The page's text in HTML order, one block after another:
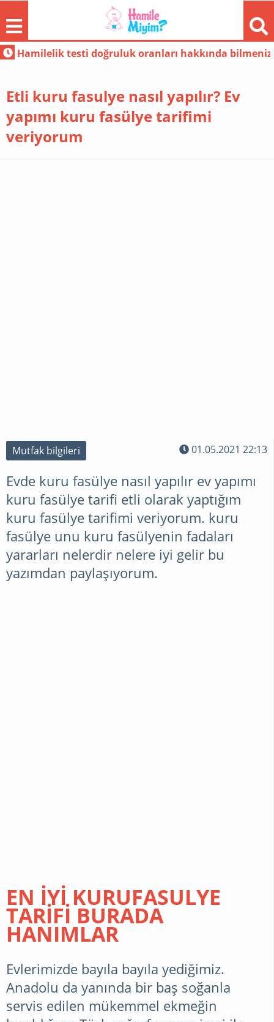
FORUM
SORULAR
CEVAPLAR
TÜP
BEBEK
RÜYA
ÖRGÜ
MAGAZIN
MUTFAK
BILGILERI
gerekenler
Evde doğal yöntemlerle gebelik testi
Etli kuru fasulye nasıl yapılır? Ev
yapımı kuru fasülye tarifimi
veriyorum
Mutfak bilgileri 01.05.2021 22:13
Evde kuru fasülye nasıl yapılır ev yapımı
kuru fasülye tarifi etli olarak yaptığım
kuru fasülye tarifimi veriyorum. kuru
fasülye unu kuru fasülyenin fadaları
yararları nelerdir nelere iyi gelir bu
yazımdan paylaşıyorum.
EN İYİ KURUFASULYE
TARİFİ BURADA
HANIMLAR
Evlerimizde bayıla bayıla yediğimiz.
Anadolu da yanında bir baş soğanla
servis edilen mükemmel ekmeğin